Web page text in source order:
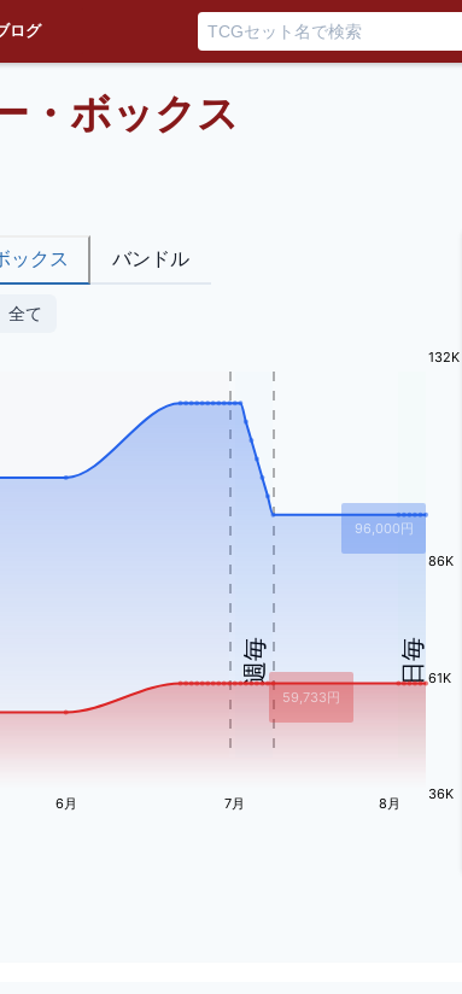
ログ
・ボックス
ックス バンドル
全て
週毎 日毎
36K
61K
86K
132K
6月 7月 8月
96,000円
59,733円